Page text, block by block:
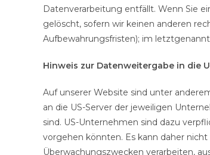
Datenverarbeitung entfällt. Wenn Sie
gelöscht, sofern wir keinen anderen
Aufbewahrungsfristen); im
Hinweis zur Datenweitergabe in die
Auf unserer Website sind unter
an die US-Server der jeweiligen
sind. US-Unternehmen sind dazu
vorgehen könnten. Es kann daher
Überwachungszwecken verarbeiten,